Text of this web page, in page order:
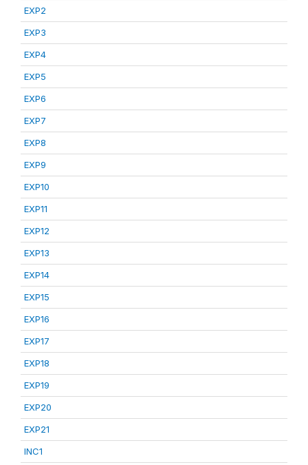
EXP2
EXP3
EXP4
EXP5
EXP6
EXP7
EXP8
EXP9
EXP10
EXP11
EXP12
EXP13
EXP14
EXP15
EXP16
EXP17
EXP18
EXP19
EXP20
EXP21
INC1